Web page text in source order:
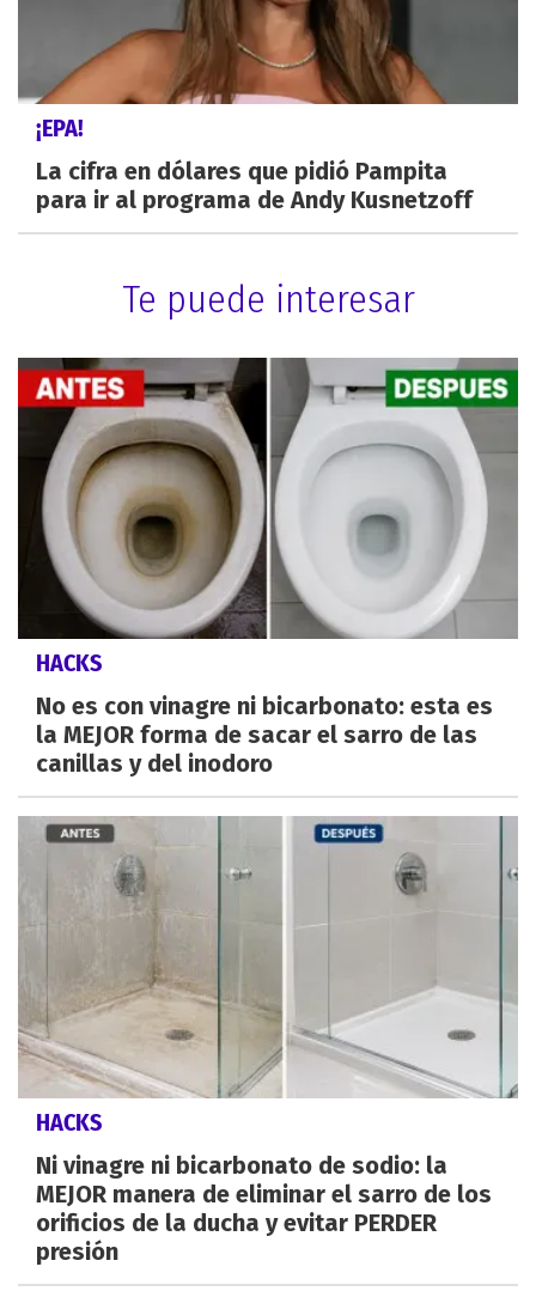
¡EPA!
La cifra en dólares que pidió Pampita
para ir al programa de Andy Kusnetzoff
Te puede interesar
HACKS
No es con vinagre ni bicarbonato: esta es
la MEJOR forma de sacar el sarro de las
canillas y del inodoro
HACKS
Ni vinagre ni bicarbonato de sodio: la
MEJOR manera de eliminar el sarro de los
orificios de la ducha y evitar PERDER
presión